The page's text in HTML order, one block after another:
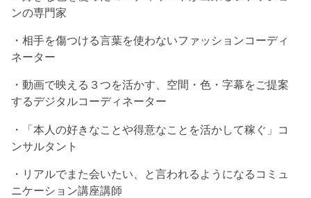
ンの専門家
・相手を傷つける言葉を使わないファッションコーディ
ネーター
・動画で映える３つを活かす、空間・色・字幕をご提案
するデジタルコーディネーター
・「本人の好きなことや得意なことを活かして稼ぐ」コ
ンサルタント
・リアルでまた会いたい、と言われるようになるコミュ
ニケーション講座講師